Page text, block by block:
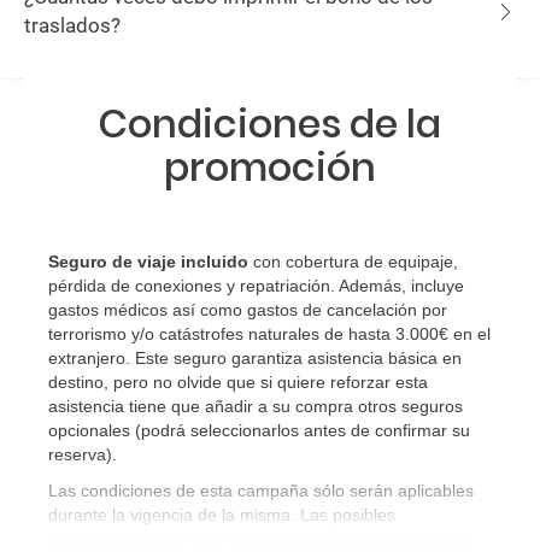
traslados?
Condiciones de la
promoción
Seguro de viaje incluido con cobertura de equipaje,
pérdida de conexiones y repatriación. Además, incluye
gastos médicos así como gastos de cancelación por
terrorismo y/o catástrofes naturales de hasta 3.000€ en el
extranjero. Este seguro garantiza asistencia básica en
destino, pero no olvide que si quiere reforzar esta
asistencia tiene que añadir a su compra otros seguros
opcionales (podrá seleccionarlos antes de confirmar su
reserva)
Las condiciones de esta campaña sólo serán aplicables
durante la vigencia de la misma. Las posibles